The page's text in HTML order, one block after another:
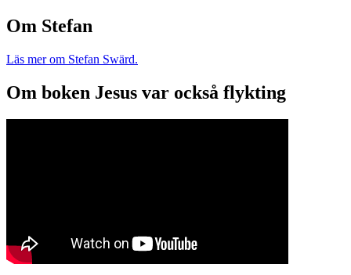
Om Stefan
Läs mer om Stefan Swärd.
Om boken Jesus var också flykting